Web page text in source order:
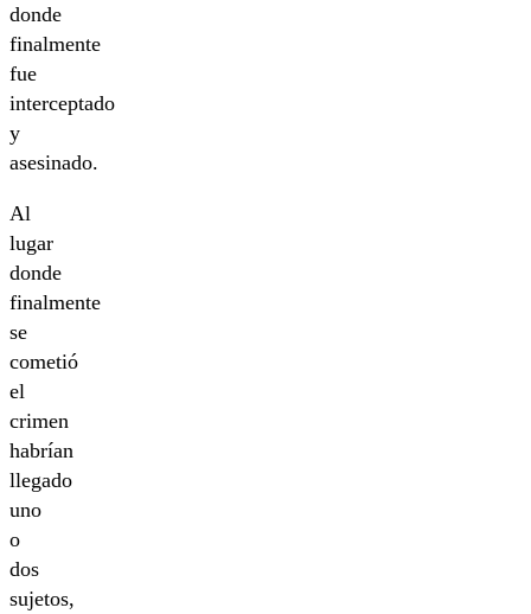
donde
finalmente
fue
interceptado
y
asesinado.
Al
lugar
donde
finalmente
se
cometió
el
crimen
habrían
llegado
uno
o
dos
sujetos,